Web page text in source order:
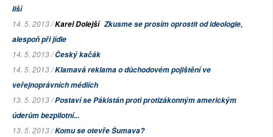
liší
14. 5. 2013 /Karel Dolejší Zkusme se prosím oprostit od ideologie,
alespoň při jídle
14. 5. 2013 /Český kačák
14. 5. 2013 /Klamavá reklama o důchodovém pojištění ve
veřejnoprávních médiích
13. 5. 2013 /Postaví se Pákistán proti protizákonným americkým
úderům bezpilotní...
13. 5. 2013 /Komu se otevře Šumava?